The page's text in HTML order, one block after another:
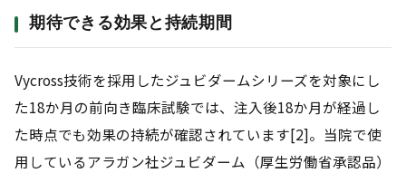
期待できる効果と持続期間
Vycross技術を採用したジュビダームシリーズを対象にし
た18か月の前向き臨床試験では、注入後18か月が経過し
た時点でも効果の持続が確認されています[2]。当院で使
用しているアラガン社ジュビダーム（厚生労働省承認品）